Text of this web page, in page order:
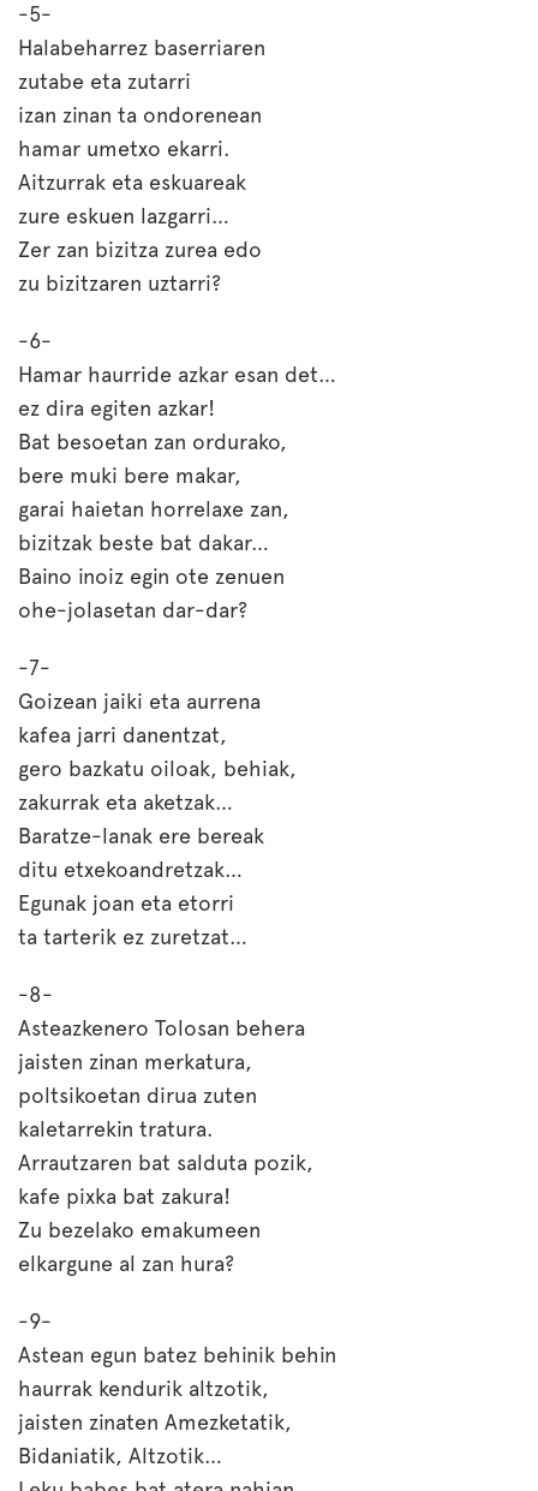
-5-
Halabeharrez baserriaren
zutabe eta zutarri
izan zinan ta ondorenean
hamar umetxo ekarri.
Aitzurrak eta eskuareak
zure eskuen lazgarri…
Zer zan bizitza zurea edo
zu bizitzaren uztarri?
-6-
Hamar haurride azkar esan det…
ez dira egiten azkar!
Bat besoetan zan ordurako,
bere muki bere makar,
garai haietan horrelaxe zan,
bizitzak beste bat dakar…
Baino inoiz egin ote zenuen
ohe-jolasetan dar-dar?
-7-
Goizean jaiki eta aurrena
kafea jarri danentzat,
gero bazkatu oiloak, behiak,
zakurrak eta aketzak…
Baratze-lanak ere bereak
ditu etxekoandretzak…
Egunak joan eta etorri
ta tarterik ez zuretzat…
-8-
Asteazkenero Tolosan behera
jaisten zinan merkatura,
poltsikoetan dirua zuten
kaletarrekin tratura.
Arrautzaren bat salduta pozik,
kafe pixka bat zakura!
Zu bezelako emakumeen
elkargune al zan hura?
-9-
Astean egun batez behinik behin
haurrak kendurik altzotik,
jaisten zinaten Amezketatik,
Bidaniatik, Altzotik…